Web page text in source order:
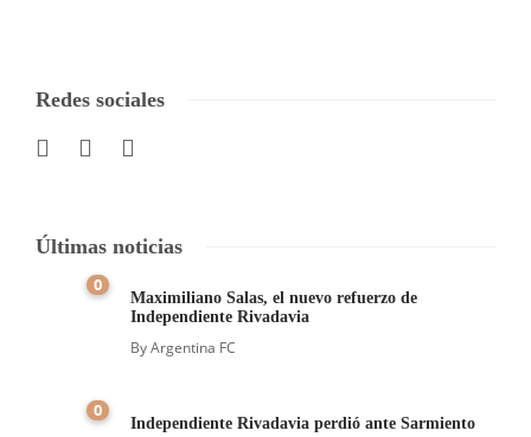
Redes sociales
Últimas noticias
0
Maximiliano Salas, el nuevo refuerzo de
Independiente Rivadavia
ByArgentina FC
0
Independiente Rivadavia perdió ante Sarmiento